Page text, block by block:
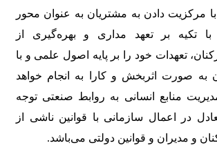
مرکزیت دادن به مشتریان به عنوان محور
با تکیه بر تعهد مداری و بهره‌گیری از
تعهدات خود را بر پایه اصول علمی و با
به صورت اثربخش و کارا به انجام خواهد
منابع انسانی به روابط صنعتی توجه
در اعمال سازمانی با قوانین ناشی از
و مدیران و قوانین دولتی می‌باشد.